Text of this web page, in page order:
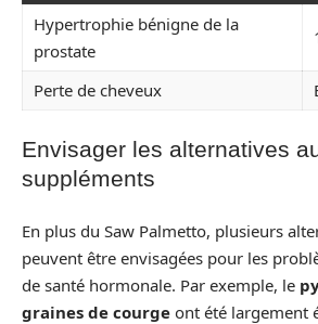
Hypertrophie bénigne de la
prostate
Perte de cheveux
Envisager les alternatives
suppléments
En plus du Saw Palmetto, plusieurs
peuvent être envisagées pour les
de santé hormonale. Par exemple, le
graines de courge ont été largement